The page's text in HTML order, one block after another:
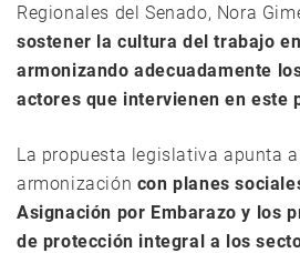
Regionales del Senado, Nora
sostener la cultura del trabajo
armonizando adecuadamente
actores que intervienen en este
La propuesta legislativa apunta
armonización con planes
Asignación por Embarazo y los
de protección integral a los